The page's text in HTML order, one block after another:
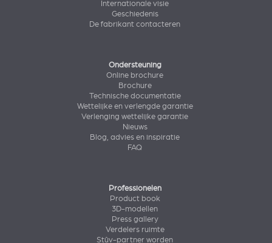
Internationale visie
Geschiedenis
De fabrikant contacteren
Ondersteuning
Online brochure
Brochure
Technische documentatie
Wettelijke en verlengde garantie
Verlenging wettelijke garantie
Nieuws
Blog, advies en inspiratie
FAQ
Professionelen
Product book
3D-modellen
Press gallery
Verdelers ruimte
Stûv-partner worden